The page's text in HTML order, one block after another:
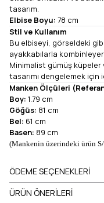
tasarım.
Elbise Boyu: 78 cm
Stil ve Kullanım
Bu elbiseyi, görseldeki
ayakkabılarla
Minimalist gümüş
tasarımı dengelemek için
Manken Ölçüleri
Boy: 1.79 cm
Göğüs: 81 cm
Bel: 61 cm
Basen: 89 cm
(Mankenin üzerindeki ürün
ÖDEME SEÇENEKLERI
ÜRÜN ÖNERILERI